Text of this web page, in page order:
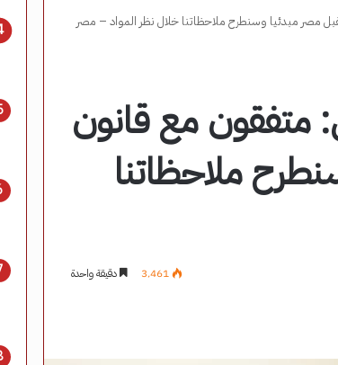
مصر مبدئيا وسنطرح ملاحظاتنا خلال نظر المواد – مصر
متفقون مع قانون
ملاحظاتنا
3٬461 دقيقة واحدة